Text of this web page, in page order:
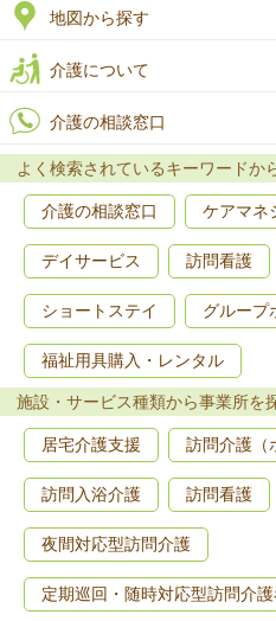
地図から探す
介護について
介護の相談窓口
よく検索されているキーワードか
介護の相談窓口 ケアマネ
デイサービス 訪問看護
ショートステイ グループ
福祉用具購入・レンタル
施設・サービス種類から事業所を
居宅介護支援 訪問介護（
訪問入浴介護 訪問看護
夜間対応型訪問介護
定期巡回・随時対応型訪問介